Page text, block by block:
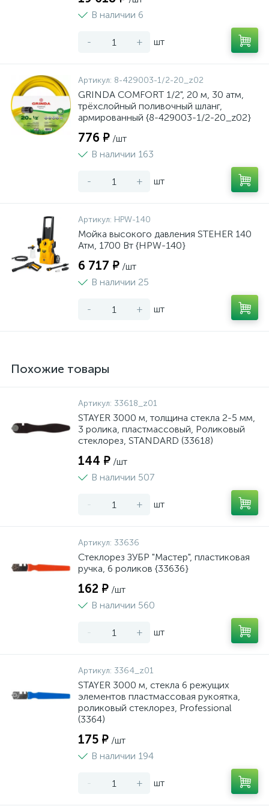
В наличии 6
- + шт
Артикул: 8-429003-1/2-20_z02
GRINDA COMFORT 1/2", 20 м, 30 атм,
трёхслойный поливочный шланг,
армированный {8-429003-1/2-20_z02}
776 ₽ /шт
В наличии 163
- + шт
Артикул: HPW-140
Мойка высокого давления STEHER 140
Атм, 1700 Вт {HPW-140}
6 717 ₽ /шт
В наличии 25
- + шт
Похожие товары
Артикул: 33618_z01
STAYER 3000 м, толщина стекла 2-5 мм,
3 ролика, пластмассовый, Роликовый
стеклорез, STANDARD (33618)
144 ₽ /шт
В наличии 507
- + шт
Артикул: 33636
Стеклорез ЗУБР "Мастер", пластиковая
ручка, 6 роликов {33636}
162 ₽ /шт
В наличии 560
- + шт
Артикул: 3364_z01
STAYER 3000 м, стекла 6 режущих
элементов пластмассовая рукоятка,
роликовый стеклорез, Professional
(3364)
175 ₽ /шт
В наличии 194
- + шт